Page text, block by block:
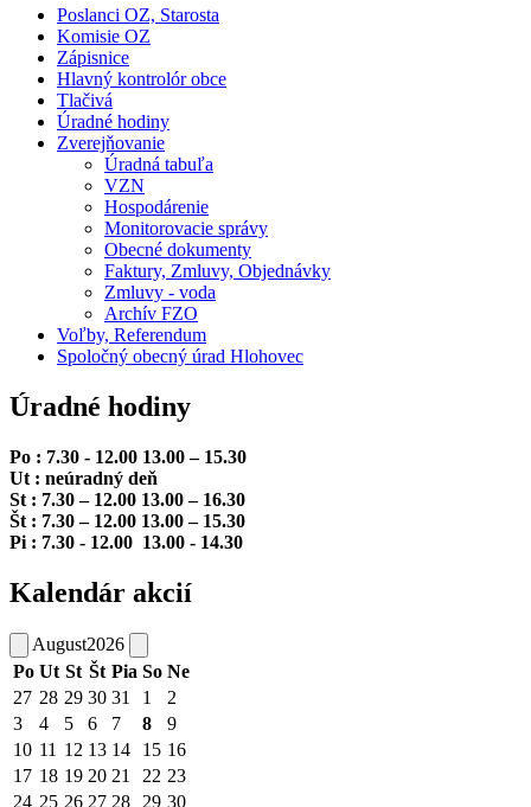
Poslanci OZ, Starosta
Komisie OZ
Zápisnice
Hlavný kontrolór obce
Tlačivá
Úradné hodiny
Zverejňovanie
Úradná tabuľa
VZN
Hospodárenie
Monitorovacie správy
Obecné dokumenty
Faktury, Zmluvy, Objednávky
Zmluvy - voda
Archív FZO
Voľby, Referendum
Spoločný obecný úrad Hlohovec
Úradné hodiny
Po : 7.30 - 12.00 13.00 – 15.30
Ut : neúradný deň
St : 7.30 – 12.00 13.00 – 16.30
Št : 7.30 – 12.00 13.00 – 15.30
Pi : 7.30 - 12.00 13.00 - 14.30
Kalendár akcií
August2026
Po Ut St Št Pia So Ne
27 28 29 30 31 1
2
3
4 5 6 7 8
9
10 11 12 13 14 15 16
17 18 19 20 21 22 23
24 25 26 27 28 29 30